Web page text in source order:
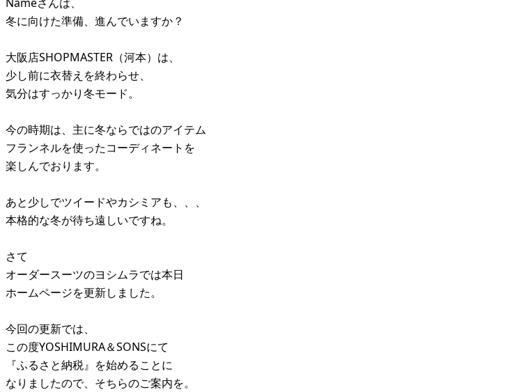
冬に向けた準備、進んでいますか？
大阪店SHOPMASTER（河本）は、
少し前に衣替えを終わらせ、
気分はすっかり冬モード。
今の時期は、主に冬ならではのアイテム
フランネルを使ったコーディネートを
楽しんでおります。
あと少しでツイードやカシミアも、、、
本格的な冬が待ち遠しいですね。
さて
オーダースーツのヨシムラでは本日
ホームページを更新しました。
今回の更新では、
この度YOSHIMURA＆SONSにて
『ふるさと納税』を始めることに
なりましたので、そちらのご案内を。